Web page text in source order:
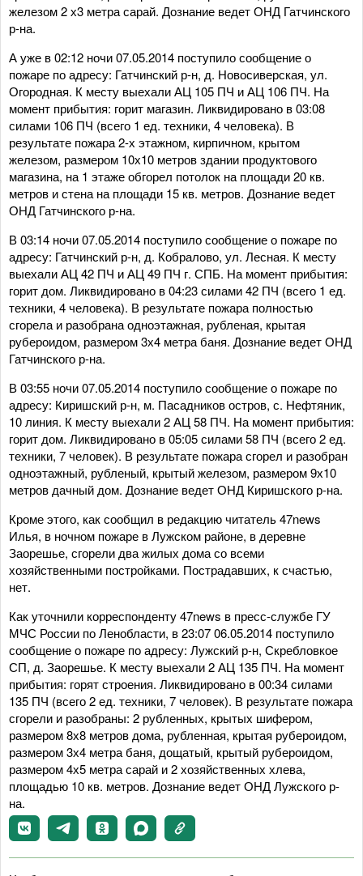
железом 2 х3 метра сарай. Дознание ведет ОНД Гатчинского
р-на.
А уже в 02:12 ночи 07.05.2014 поступило сообщение о
пожаре по адресу: Гатчинский р-н, д. Новосиверская, ул.
Огородная. К месту выехали АЦ 105 ПЧ и АЦ 106 ПЧ. На
момент прибытия: горит магазин. Ликвидировано в 03:08
силами 106 ПЧ (всего 1 ед. техники, 4 человека). В
результате пожара 2-х этажном, кирпичном, крытом
железом, размером 10х10 метров здании продуктового
магазина, на 1 этаже обгорел потолок на площади 20 кв.
метров и стена на площади 15 кв. метров. Дознание ведет
ОНД Гатчинского р-на.
В 03:14 ночи 07.05.2014 поступило сообщение о пожаре по
адресу: Гатчинский р-н, д. Кобралово, ул. Лесная. К месту
выехали АЦ 42 ПЧ и АЦ 49 ПЧ г. СПБ. На момент прибытия:
горит дом. Ликвидировано в 04:23 силами 42 ПЧ (всего 1 ед.
техники, 4 человека). В результате пожара полностью
сгорела и разобрана одноэтажная, рубленая, крытая
рубероидом, размером 3х4 метра баня. Дознание ведет ОНД
Гатчинского р-на.
В 03:55 ночи 07.05.2014 поступило сообщение о пожаре по
адресу: Киришский р-н, м. Пасадников остров, с. Нефтяник,
10 линия. К месту выехали 2 АЦ 58 ПЧ. На момент прибытия:
горит дом. Ликвидировано в 05:05 силами 58 ПЧ (всего 2 ед.
техники, 7 человек). В результате пожара сгорел и разобран
одноэтажный, рубленый, крытый железом, размером 9х10
метров дачный дом. Дознание ведет ОНД Киришского р-на.
Кроме этого, как сообщил в редакцию читатель 47news
Илья, в ночном пожаре в Лужском районе, в деревне
Заорешье, сгорели два жилых дома со всеми
хозяйственными постройками. Пострадавших, к счастью,
нет.
Как уточнили корреспонденту 47news в пресс-службе ГУ
МЧС России по Ленобласти, в 23:07 06.05.2014 поступило
сообщение о пожаре по адресу: Лужский р-н, Скребловкое
СП, д. Заорешье. К месту выехали 2 АЦ 135 ПЧ. На момент
прибытия: горят строения. Ликвидировано в 00:34 силами
135 ПЧ (всего 2 ед. техники, 7 человек). В результате пожара
сгорели и разобраны: 2 рубленных, крытых шифером,
размером 8х8 метров дома, рубленная, крытая рубероидом,
размером 3х4 метра баня, дощатый, крытый рубероидом,
размером 4х5 метра сарай и 2 хозяйственных хлева,
площадью 10 кв. метров. Дознание ведет ОНД Лужского р-
на.